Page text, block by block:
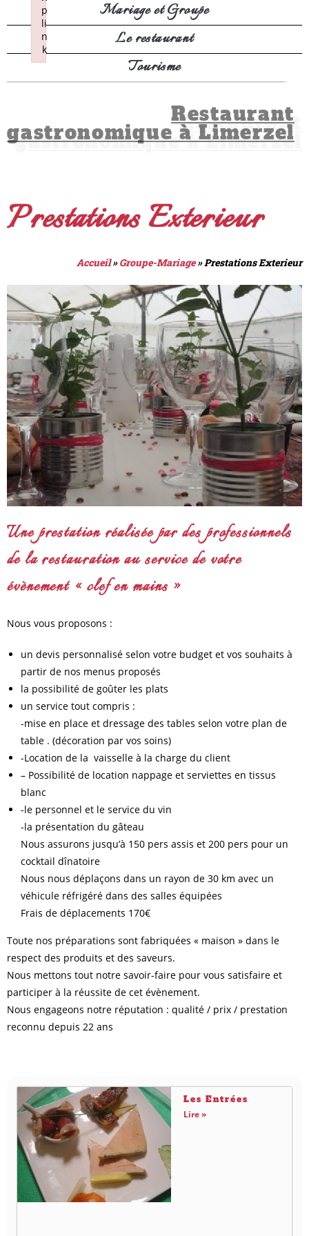
Mariage et Groupe
Le restaurant
Tourisme
Restaurant
gastronomique à Limerzel
Prestations Exterieur
Accueil»Groupe-Mariage»Prestations Exterieur
Une prestation réalisée par des professionnels
de la restauration au service de votre
évènement « clef en mains »
Nous vous proposons :
un devis personnalisé selon votre budget et vos souhaits à
partir de nos menus proposés
la possibilité de goûter les plats
un service tout compris :
-mise en place et dressage des tables selon votre plan de
table . (décoration par vos soins)
-Location de la vaisselle à la charge du client
– Possibilité de location nappage et serviettes en tissus
blanc
-le personnel et le service du vin
-la présentation du gâteau
Nous assurons jusqu’à 150 pers assis et 200 pers pour un
cocktail dînatoire
Nous nous déplaçons dans un rayon de 30 km avec un
véhicule réfrigéré dans des salles équipées
Frais de déplacements 170€
Toute nos préparations sont fabriquées « maison » dans le
respect des produits et des saveurs.
Nous mettons tout notre savoir-faire pour vous satisfaire et
participer à la réussite de cet évènement.
Nous engageons notre réputation : qualité / prix / prestation
reconnu depuis 22 ans
Les Entrées
Lire »
p
li
n
k
Failed to initialize plugin: wplink